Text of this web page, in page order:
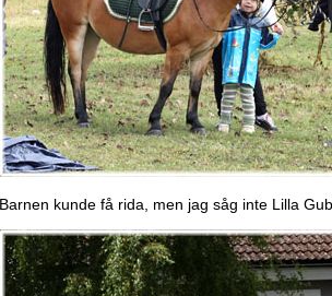
Barnen kunde få rida, men jag såg inte Lilla